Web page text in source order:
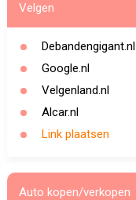
Velgen
Debandengigant.nl
Google.nl
Velgenland.nl
Alcar.nl
Link plaatsen
Auto kopen/verkopen